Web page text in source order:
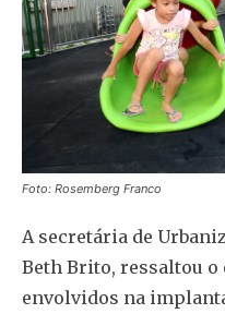
Foto: Rosemberg Franco
A secretária de
Beth Brito, ressaltou
envolvidos na